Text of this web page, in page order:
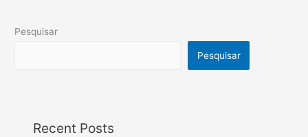
Pesquisar
Pesquisar
Recent Posts